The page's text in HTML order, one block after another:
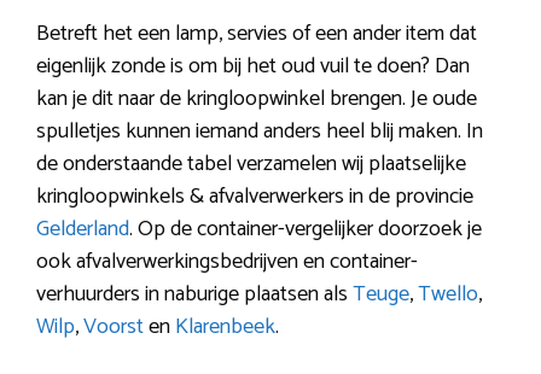
Betreft het een lamp, servies of een ander item dat
eigenlijk zonde is om bij het oud vuil te doen? Dan
kan je dit naar de kringloopwinkel brengen. Je oude
spulletjes kunnen iemand anders heel blij maken. In
de onderstaande tabel verzamelen wij plaatselijke
kringloopwinkels & afvalverwerkers in de provincie
Gelderland. Op de container-vergelijker doorzoek je
ook afvalverwerkingsbedrijven en container-
verhuurders in naburige plaatsen alsTeuge,Twello,
Wilp,VoorstenKlarenbeek.